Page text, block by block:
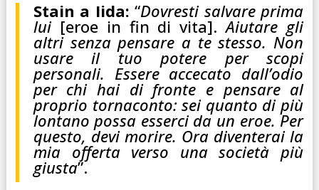
Stain a Iida: “Dovresti salvare prima
lui[eroe in fin di vita].Aiutare gli
altri senza pensare a te stesso. Non
usare il tuo potere per scopi
personali. Essere accecato dall’odio
per chi hai di fronte e pensare al
proprio tornaconto: sei quanto di più
lontano possa esserci da un eroe. Per
questo, devi morire. Ora diventerai la
mia offerta verso una società più
giusta”.